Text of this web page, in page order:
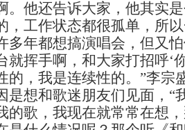
。他还告诉大家，他其实
，工作状态都很孤单，所
多年都想搞演唱会，但又
就挥手啊，和大家打招呼‘
的，我是连续性的。”李宗
是想和歌迷朋友们见面，“
的歌，我现在就常常在想